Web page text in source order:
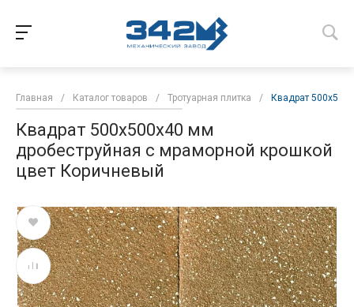
Главная / Каталог товаров / Тротуарная плитка / Квадрат
Квадрат 500х500х40 мм
дробеструйная с мраморной крошкой
цвет Коричневый